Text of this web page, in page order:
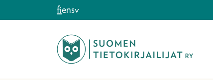
fiensv